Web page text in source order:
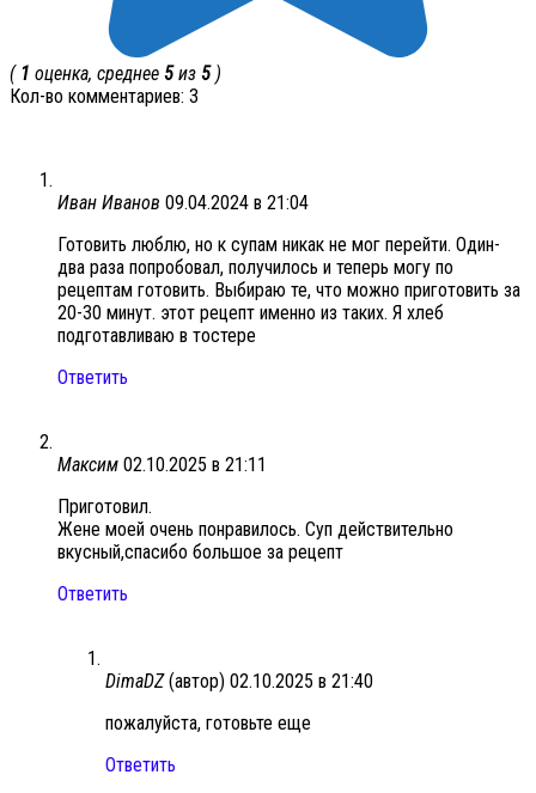
( 1 оценка, среднее 5из 5)
Кол-во комментариев: 3
Иван Иванов 09.04.2024 в 21:04
Готовить люблю, но к супам никак не мог перейти. Один-
два раза попробовал, получилось и теперь могу по
рецептам готовить. Выбираю те, что можно приготовить за
20-30 минут. этот рецепт именно из таких. Я хлеб
подготавливаю в тостере
Ответить
Максим 02.10.2025 в 21:11
Приготовил.
Жене моей очень понравилось. Суп действительно
вкусный,спасибо большое за рецепт
Ответить
DimaDZ (автор) 02.10.2025 в 21:40
пожалуйста, готовьте еще
Ответить